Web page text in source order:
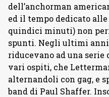
dell’anchorman
ed il tempo dedicato
quindici minuti) non
spunti. Negli ultimi
riducevano ad una
vari ospiti, che
alternandoli con gag, e
band di Paul Shaffer.